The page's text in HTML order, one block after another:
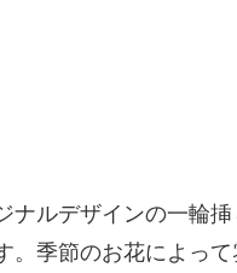
ルデザインの一輪挿
。季節のお花によっ